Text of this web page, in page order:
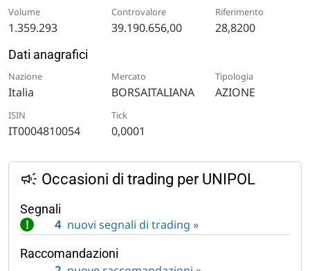
Volume
1.359.293
Controvalore
39.190.656,00
Riferimento
28,8200
Dati anagrafici
Nazione
Italia
Mercato
BORSAITALIANA
Tipologia
AZIONE
ISIN
IT0004810054
Tick
0,0001
Occasioni di trading per UNIPOL
Segnali
! 4 nuovi segnali di trading »
Raccomandazioni